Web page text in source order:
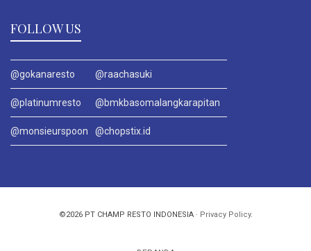
FOLLOW US
@gokanaresto @raachasuki
@platinumresto @bmkbasomalangkarapitan
@monsieurspoon @chopstix.id
©2026 PT CHAMP RESTO INDONESIA · Privacy Policy.